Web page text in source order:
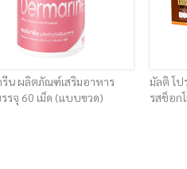
รีน ผลิตภัณฑ์เสริมอาหาร
รจุ 60 เม็ด (แบบขวด)
มัลติ โป
รสช็อก